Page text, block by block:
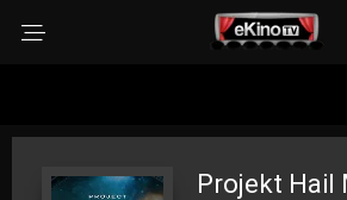
Projekt Hail